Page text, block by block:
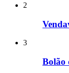
2
3
Bolão